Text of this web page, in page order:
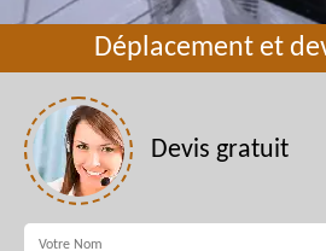
Déplacement et
Devis gratuit